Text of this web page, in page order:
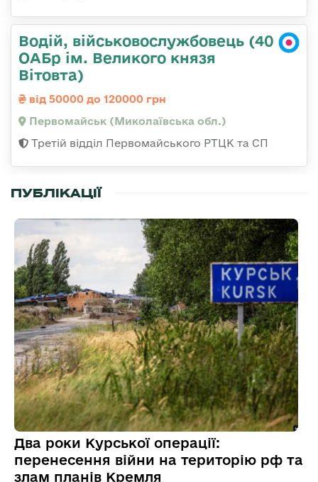
Водій, військовослужбовець (40
ОАБр ім. Великого князя
Вітовта)
від 50000 до 120000 грн
Первомайськ (Миколаївська обл.)
Третій відділ Первомайського РТЦК та СП
ПУБЛІКАЦІЇ
Два роки Курської операції:
перенесення війни на територію рф та
злам планів Кремля